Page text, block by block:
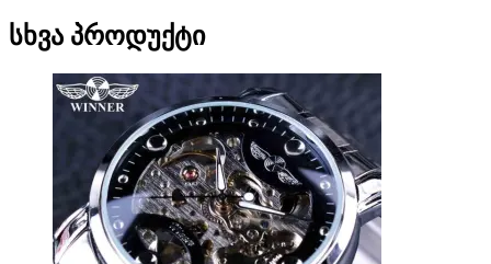
სხვა პროდუქტი